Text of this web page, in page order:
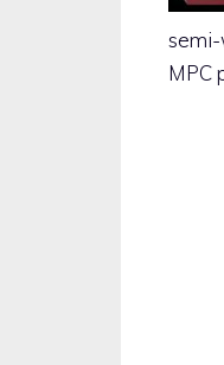
semi-
MPC